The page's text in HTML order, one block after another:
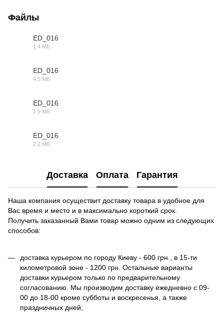
Файлы
ED_016
1.4 МБ
ED_016
4.5 МБ
ED_016
2.9 МБ
ED_016
2.2 МБ
Доставка Оплата Гарантия
Наша компания осуществит доставку товара в удобное для
Вас время и место и в максимально короткий срок.
Получить заказанный Вами товар можно одним из следующих
способов:
доставка курьером по городу Киеву - 600 грн., в 15-ти
километровой зоне - 1200 грн. Остальные варианты
доставки курьером только по предварительному
согласованию. Мы производим доставку ежедневно с 09-
00 до 18-00 кроме субботы и воскресенья, а также
праздничных дней;